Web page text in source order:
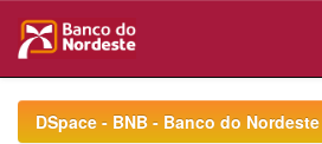
navigationDSpace - BNB - Banco do